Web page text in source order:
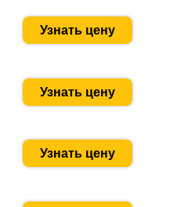
Узнать цену
Узнать цену
Узнать цену